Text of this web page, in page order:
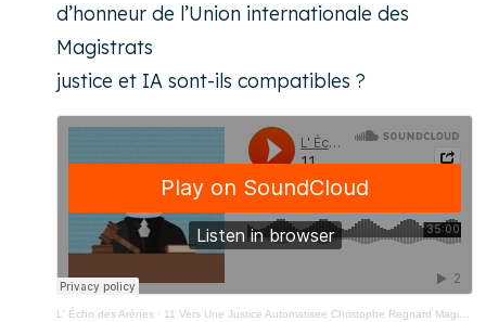
d’honneur de l’Union internationale des
Magistrats
justice et IA sont-ils compatibles ?
L' Écho des Arènes · 11 Vers Une Justice Automatisee Christophe Regnard Magistrat Union Internationale Des Magistrats